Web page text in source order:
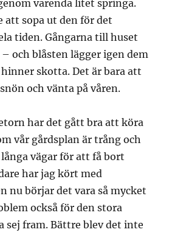
varenda litet springa.
att sopa ut den för det
tiden. Gångarna till huset
och blåsten lägger igen dem
skotta. Det är bara att
och vänta på våren.
har det gått bra att köra
vår gårdsplan är trång och
vägar för att få bort
har jag kört med
nu börjar det vara så mycket
också för den stora
sej fram. Bättre blev det inte